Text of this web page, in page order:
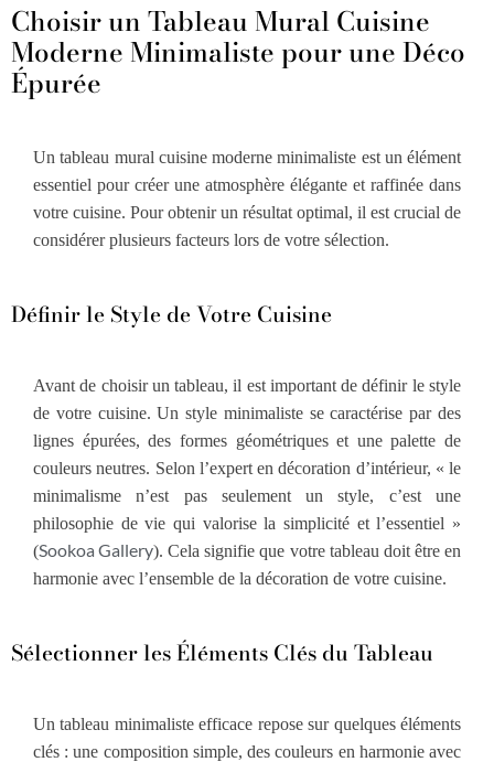
Choisir un Tableau Mural Cuisine
Moderne Minimaliste pour une Déco
Épurée
Un tableau mural cuisine moderne minimaliste est un élément
essentiel pour créer une atmosphère élégante et raffinée dans
votre cuisine. Pour obtenir un résultat optimal, il est crucial de
considérer plusieurs facteurs lors de votre sélection.
Définir le Style de Votre Cuisine
Avant de choisir un tableau, il est important de définir le style
de votre cuisine. Un style minimaliste se caractérise par des
lignes épurées, des formes géométriques et une palette de
couleurs neutres. Selon l’expert en décoration d’intérieur, « le
minimalisme n’est pas seulement un style, c’est une
philosophie de vie qui valorise la simplicité et l’essentiel »
(Sookoa Gallery). Cela signifie que votre tableau doit être en
harmonie avec l’ensemble de la décoration de votre cuisine.
Sélectionner les Éléments Clés du Tableau
Un tableau minimaliste efficace repose sur quelques éléments
clés : une composition simple, des couleurs en harmonie avec